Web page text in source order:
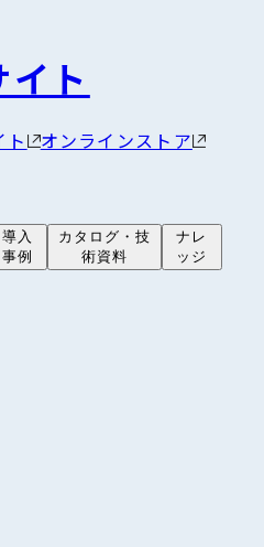
ト
ト オンラインストア
導入
事例
カタログ・技
術資料
ナレ
ッジ